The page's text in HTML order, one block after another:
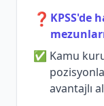
❓ KPSS'de
Kamu
avantajlı